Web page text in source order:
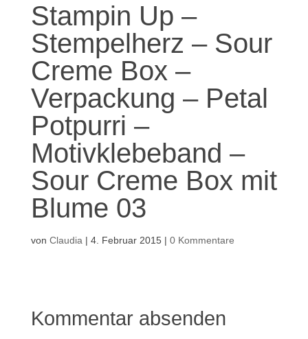
Stampin Up –
Stempelherz – Sour
Creme Box –
Verpackung – Petal
Potpurri –
Motivklebeband –
Sour Creme Box mit
Blume 03
von Claudia | 4. Februar 2015| 0 Kommentare
Kommentar absenden